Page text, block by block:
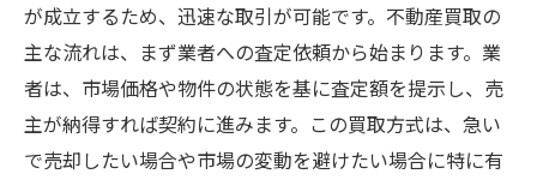
査定結果を活用した売却プランの策定
査定から契約までの流れを理解する
不動産買取で安心を得るための心構え
不動産買取で失敗しないための心構え
が成立するため、迅速な取引が可能です。不動産買取の
主な流れは、まず業者への査定依頼から始まります。業
者は、市場価格や物件の状態を基に査定額を提示し、売
主が納得すれば契約に進みます。この買取方式は、急い
で売却したい場合や市場の変動を避けたい場合に特に有